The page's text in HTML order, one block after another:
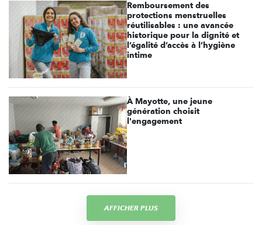
Remboursement des
protections menstruelles
réutilisables : une avancée
historique pour la dignité et
l’égalité d’accès à l’hygiène
intime
À Mayotte, une jeune
génération choisit
l'engagement
AFFICHER PLUS